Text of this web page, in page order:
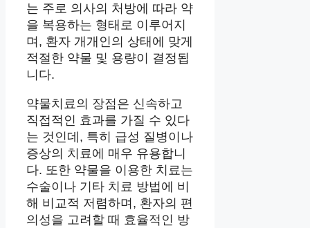
는 주로 의사의 처방에 따라 약
을 복용하는 형태로 이루어지
며, 환자 개개인의 상태에 맞게
적절한 약물 및 용량이 결정됩
니다.
약물치료의 장점은 신속하고
직접적인 효과를 가질 수 있다
는 것인데, 특히 급성 질병이나
증상의 치료에 매우 유용합니
다. 또한 약물을 이용한 치료는
수술이나 기타 치료 방법에 비
해 비교적 저렴하며, 환자의 편
의성을 고려할 때 효율적인 방